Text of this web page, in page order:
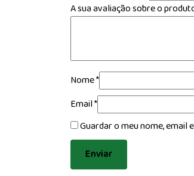
A sua avaliação sobre o
Nome*
Email*
Guardar o meu nome, email